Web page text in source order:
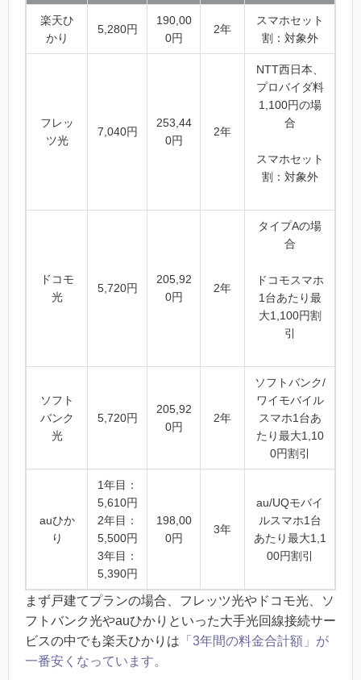
楽天ひ
かり
5,280円
190,00
0円
2年
スマホセット
割：対象外
フレッ
ツ光
7,040円
253,44
0円
2年
NTT西日本、
プロバイダ料
1,100円の場
合
スマホセット
割：対象外
ドコモ
光
5,720円
205,92
0円
2年
タイプAの場
合
ドコモスマホ
1台あたり最
大1,100円割
引
ソフト
バンク
光
5,720円
205,92
0円
2年
ソフトバンク/
ワイモバイル
スマホ1台あ
たり最大1,10
0円割引
auひか
り
1年目：
5,610円
2年目：
5,500円
3年目：
5,390円
198,00
0円
3年
au/UQモバイ
ルスマホ1台
あたり最大1,1
00円割引
まず戸建てプランの場合、フレッツ光やドコモ光、ソ
フトバンク光やauひかりといった大手光回線接続サー
ビスの中でも楽天ひかりは 「3年間の料金合計額」が
一番安くなっています。